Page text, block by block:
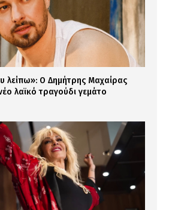
λείπω»: Ο Δημήτρης Μαχαίρας
λαϊκό τραγούδι γεμάτο